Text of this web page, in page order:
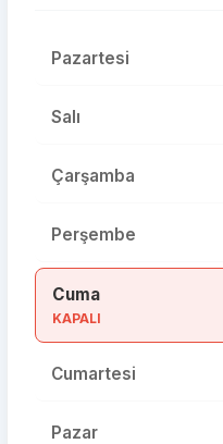
Pazartesi
Salı
Çarşamba
Perşembe
Cuma
KAPALI
Cumartesi
Pazar